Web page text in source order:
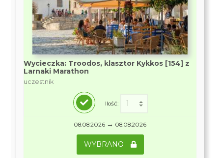
Wycieczka: Troodos, klasztor Kykkos [154] z
Larnaki Marathon
uczestnik
Ilość:
08.08.2026 → 08.08.2026
WYBRANO